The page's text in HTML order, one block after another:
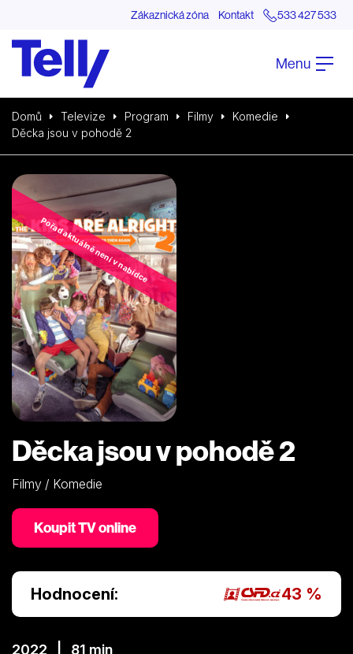
Zákaznická zóna Kontakt 533 427 533
Menu
Domů Televize Program Filmy
Komedie
Děcka jsou v pohodě 2
Pořad aktuálně není v nabídce
Děcka jsou v pohodě 2
Filmy / Komedie
Koupit TV online
Hodnocení: 43 %
2022 | 81 min